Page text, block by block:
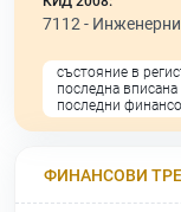
7112 - Инженерни
състояние в
последна
последни
ФИНАНСОВИ